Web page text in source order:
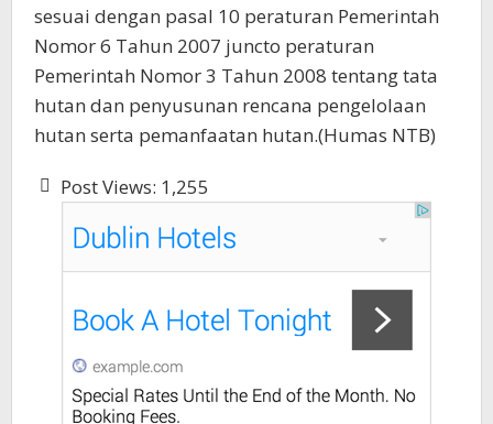
sesuai dengan pasal 10 peraturan Pemerintah
Nomor 6 Tahun 2007 juncto peraturan
Pemerintah Nomor 3 Tahun 2008 tentang tata
hutan dan penyusunan rencana pengelolaan
hutan serta pemanfaatan hutan.(Humas NTB)
Post Views: 1,255